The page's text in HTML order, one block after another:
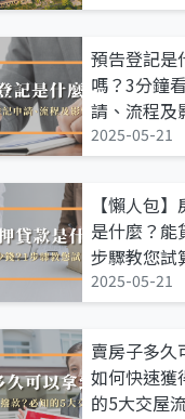
預告登記是
嗎？3分鐘
請、流程及
2025-05-21
【懶人包
是什麼？能
步驟教您試
2025-05-21
賣房子多久
如何快速獲
的5大交屋